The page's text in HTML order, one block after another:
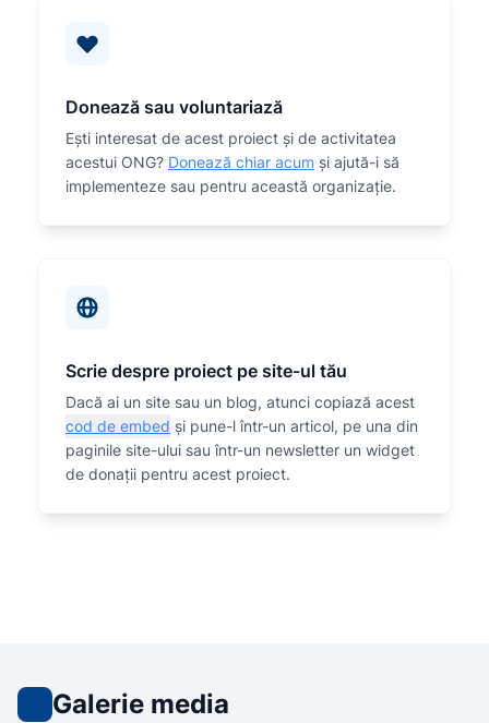
Donează sau voluntariază
Eşti interesat de acest proiect și de activitatea
acestui ONG? Donează chiar acum și ajută-i să
implementeze sau pentru această organizaţie.
Scrie despre proiect pe site-ul tău
Dacă ai un site sau un blog, atunci copiază acest
cod de embed și pune-l într-un articol, pe una din
paginile site-ului sau într-un newsletter un widget
de donații pentru acest proiect.
Galerie media